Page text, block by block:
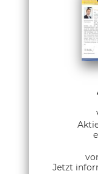
Jetzt